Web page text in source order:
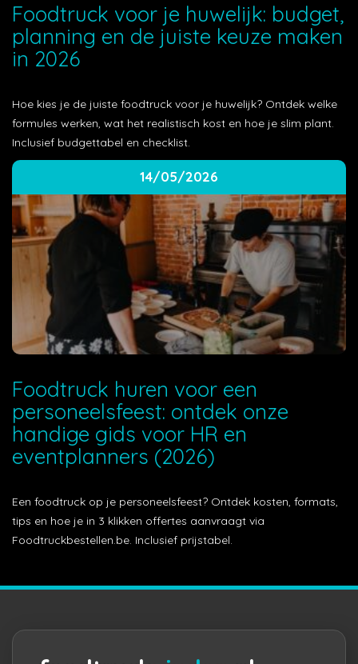
Foodtruck voor je huwelijk: budget,
planning en de juiste keuze maken
in 2026
Hoe kies je de juiste foodtruck voor je huwelijk? Ontdek welke
formules werken, wat het realistisch kost en hoe je slim plant.
Inclusief budgettabel en checklist.
14/05/2026
Foodtruck huren voor een
personeelsfeest: ontdek onze
handige gids voor HR en
eventplanners (2026)
Een foodtruck op je personeelsfeest? Ontdek kosten, formats,
tips en hoe je in 3 klikken offertes aanvraagt via
Foodtruckbestellen.be. Inclusief prijstabel.